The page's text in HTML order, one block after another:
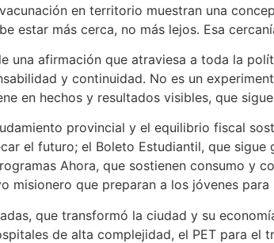
en territorio muestran una
estar más cerca, no más lejos. Esa
una afirmación que atraviesa a toda la
y continuidad. No es un
en hechos y resultados visibles, que
provincial y el equilibrio fiscal
el futuro; el Boleto Estudiantil, que sigue
Ahora, que sostienen consumo y
misionero que preparan a los jóvenes para
que transformó la ciudad y su
de alta complejidad, el PET para el